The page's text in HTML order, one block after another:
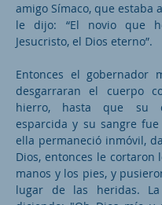
amigo Símaco, que estaba
le dijo: “El novio que
Jesucristo, el Dios eterno”.
Entonces el gobernador
desgarraran el cuerpo
hierro, hasta que su
esparcida y su sangre
ella permaneció inmóvil,
Dios, entonces le cortaron
manos y los pies, y
lugar de las heridas.